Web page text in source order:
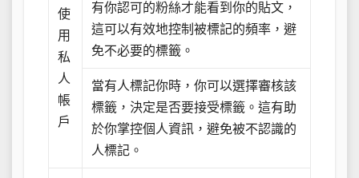
使
用
私
人
帳
戶
有你認可的粉絲才能看到你的貼文，
這可以有效地控制被標記的頻率，避
免不必要的標籤。
當有人標記你時，你可以選擇審核該
標籤，決定是否要接受標籤。這有助
於你掌控個人資訊，避免被不認識的
人標記。